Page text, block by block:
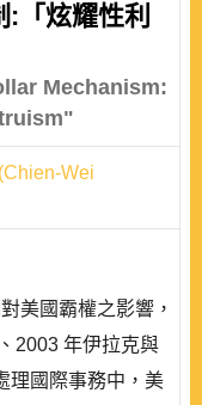
「炫耀性利
Mechanism:
Wei
美國霸權之影響，
2003 年伊拉克與
理國際事務中，美